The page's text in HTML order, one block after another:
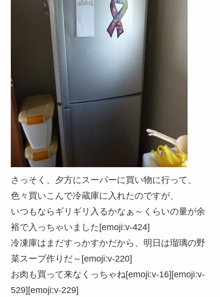
さっそく、夕方にスーパーに買い物に行って、
色々買いこんで冷蔵庫に入れたのですが、
いつもならギリギリ入るかなぁ～くらいの量が余
裕で入っちゃいました[emoji:v-424]
冷凍庫はまだすっかすかだから、明日は瑠璃の野
菜スープ作りだ～[emoji:v-220]
お肉も買って来なくっちゃね[emoji:v-16][emoji:v-
529][emoji:v-229]